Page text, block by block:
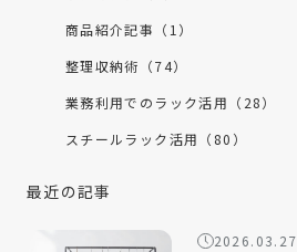
商品紹介記事（1）
整理収納術（74）
業務利用でのラック活用（28）
スチールラック活用（80）
最近の記事
2026.03.27